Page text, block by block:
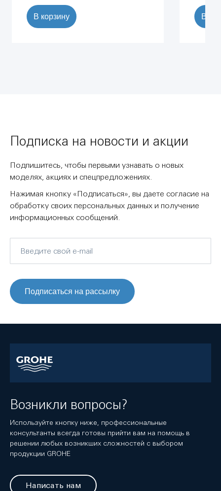
В корзину В
Подписка на новости и акции
Подпишитесь, чтобы первыми узнавать о новых
моделях, акциях и спецпредложениях.
Нажимая кнопку «Подписаться», вы даете согласие на
обработку своих персональных данных и получение
информационных сообщений.
Подписаться на рассылку
Возникли вопросы?
Используйте кнопку ниже, профессиональные
консультанты всегда готовы прийти вам на помощь в
решении любых возникших сложностей с выбором
продукции GROHE
Написать нам